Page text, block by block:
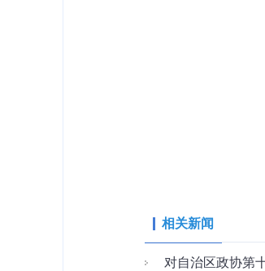
相关新闻
对自治区政协第